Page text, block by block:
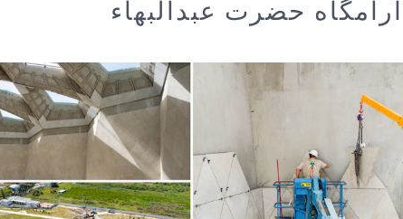
آرامگاه حضرت عبدالبهاء